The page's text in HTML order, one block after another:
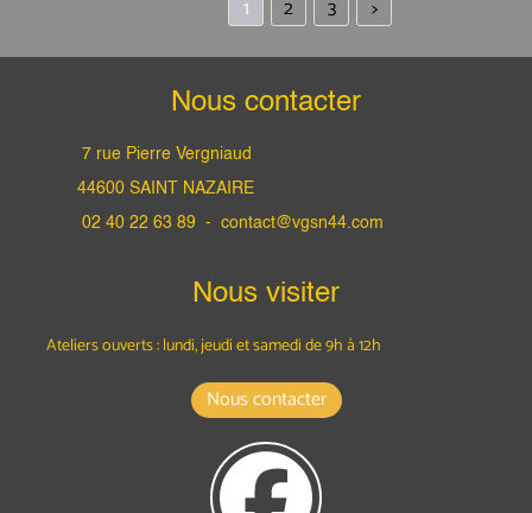
1 2 3 >
Nous contacter
7 rue Pierre Vergniaud
44600 SAINT NAZAIRE
02 40 22 63 89 - contact@vgsn44.com
Nous visiter
Ateliers ouverts : lundi, jeudi et samedide 9h à 12h
Nous contacter